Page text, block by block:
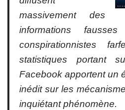
massivement des
informations
conspirationnistes
statistiques portant
Facebook apportent un
inédit sur les
inquiétant phénomène.